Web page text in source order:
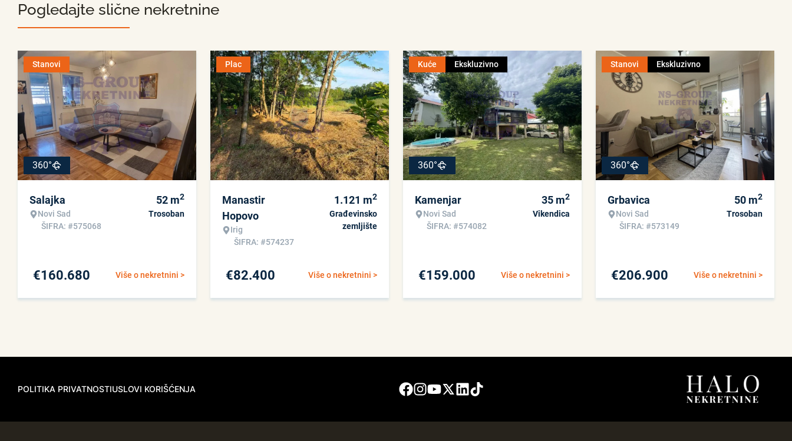
Pogledajte slične nekretnine
Stanovi
360°
Salajka
Novi Sad
ŠIFRA: #575068
52 m2
Trosoban
Više o nekretnini >
€160.680
Plac
Manastir
Hopovo
Irig
ŠIFRA: #574237
1.121 m2
Građevinsko
zemljište
Više o nekretnini >
€82.400
Kuće Ekskluzivno
360°
Kamenjar
Novi Sad
ŠIFRA: #574082
35 m2
Vikendica
Više o nekretnini >
€159.000
Stanovi Ekskluzivno
360°
Grbavica
Novi Sad
ŠIFRA: #573149
50 m2
Trosoban
Više o nekretnini >
€206.900
POLITIKA PRIVATNOSTIUSLOVI KORIŠĆENJA